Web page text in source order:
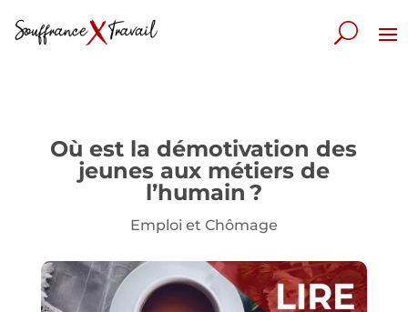
Où est la démotivation des
jeunes aux métiers de
l’humain ?
Emploi et Chômage